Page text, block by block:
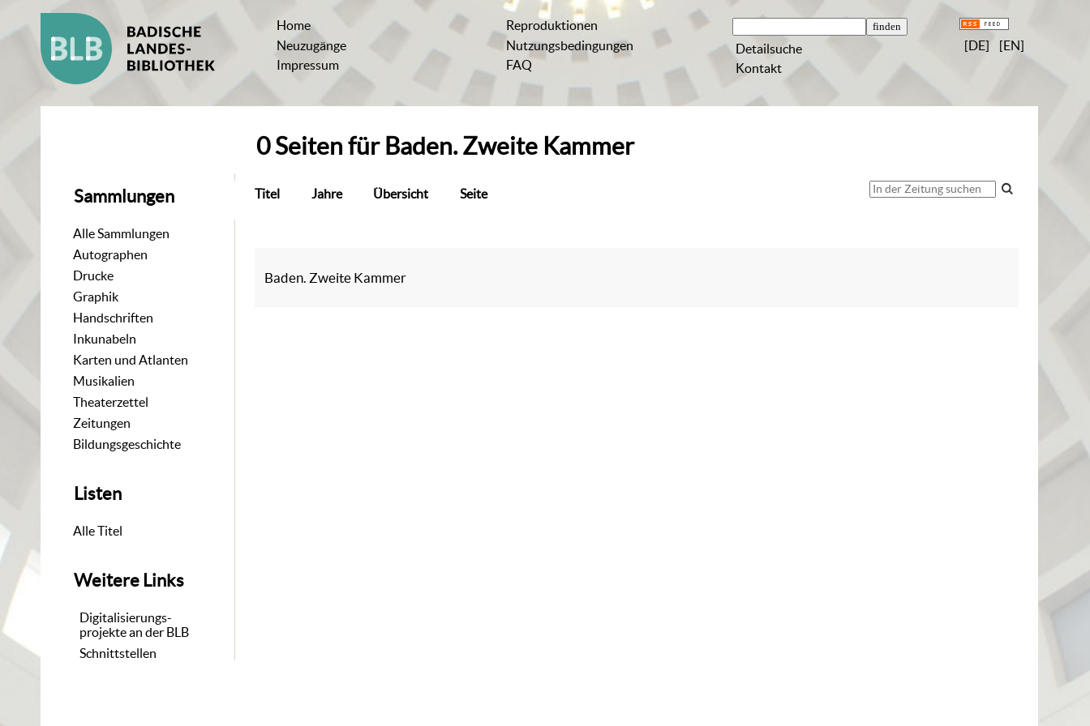
Home
Neuzugänge
Impressum
Reproduktionen
Nutzungsbedingungen
FAQ
Detailsuche
Kontakt
[DE] [EN]
Sammlungen
Alle Sammlungen
Autographen
Drucke
Graphik
Handschriften
Inkunabeln
Karten und Atlanten
Musikalien
Theaterzettel
Zeitungen
Bildungsgeschichte
Listen
Alle Titel
Weitere Links
Digitalisierungs-
projekte an der BLB
Schnittstellen
0Seiten für Baden. Zweite Kammer
Titel Jahre Übersicht Seite
Baden. Zweite Kammer